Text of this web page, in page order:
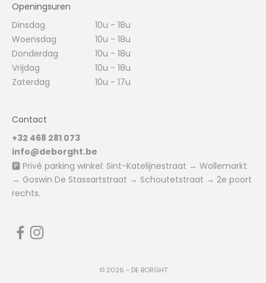
Openingsuren
Dinsdag
10u - 18u
Woensdag
10u - 18u
Donderdag
10u - 18u
Vrijdag
10u - 18u
Zaterdag
10u - 17u
Contact
+32 468 281 073
info@deborght.be
🅿️ Privé parking winkel: Sint-Katelijnestraat → Wollemarkt
→ Goswin De Stassartstraat → Schoutetstraat → 2e poort
rechts.
© 2026 - DE BORGHT